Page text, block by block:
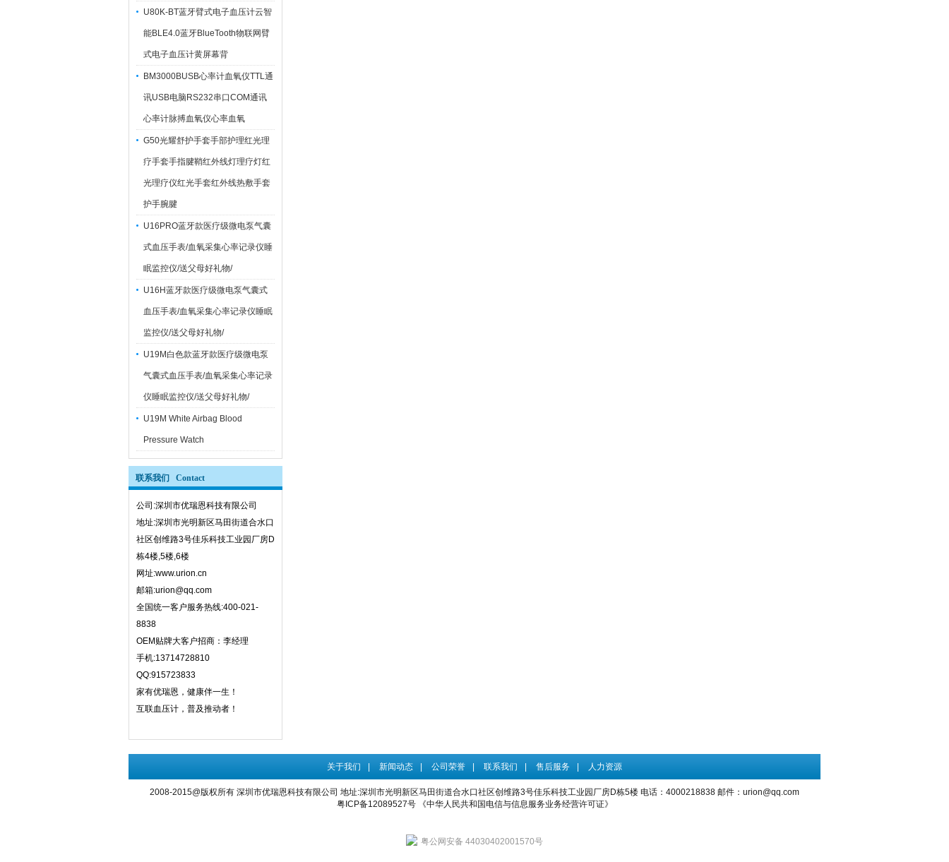
U80K-BT蓝牙臂式电子血压计云智
能BLE4.0蓝牙BlueTooth物联网臂
式电子血压计黄屏幕背
BM3000BUSB心率计血氧仪TTL通
讯USB电脑RS232串口COM通讯
心率计脉搏血氧仪心率血氧
G50光耀舒护手套手部护理红光理
疗手套手指腱鞘红外线灯理疗灯红
光理疗仪红光手套红外线热敷手套
护手腕腱
U16PRO蓝牙款医疗级微电泵气囊
式血压手表/血氧采集心率记录仪睡
眠监控仪/送父母好礼物/
U16H蓝牙款医疗级微电泵气囊式
血压手表/血氧采集心率记录仪睡眠
监控仪/送父母好礼物/
U19M白色款蓝牙款医疗级微电泵
气囊式血压手表/血氧采集心率记录
仪睡眠监控仪/送父母好礼物/
U19M White Airbag Blood
Pressure Watch
联系我们 Contact
公司:深圳市优瑞恩科技有限公司
地址:深圳市光明新区马田街道合水口
社区创维路3号佳乐科技工业园厂房D
栋4楼,5楼,6楼
网址:www.urion.cn
邮箱:urion@qq.com
全国统一客户服务热线:400-021-
8838
OEM贴牌大客户招商：李经理
手机:13714728810
QQ:915723833
家有优瑞恩，健康伴一生！
互联血压计，普及推动者！
关于我们 新闻动态 公司荣誉 联系我们 售后服务 人力资源
2008-2015@版权所有 深圳市优瑞恩科技有限公司 地址:深圳市光明新区马田街道合水口社区创维路3号佳乐科技工业园厂房D栋5楼 电话：4000218838 邮件：urion@qq.com
粤ICP备12089527号《中华人民共和国电信与信息服务业务经营许可证》
粤公网安备 44030402001570号